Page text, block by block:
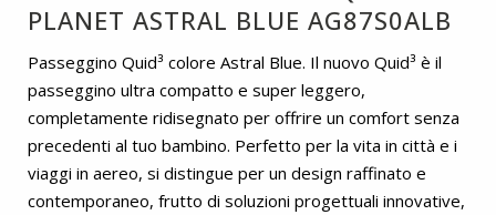
PLANET ASTRAL BLUE AG87S0ALB
Passeggino Quid³ colore Astral Blue. Il nuovo Quid³ è il
passeggino ultra compatto e super leggero,
completamente ridisegnato per offrire un comfort senza
precedenti al tuo bambino. Perfetto per la vita in città e i
viaggi in aereo, si distingue per un design raffinato e
contemporaneo, frutto di soluzioni progettuali innovative,